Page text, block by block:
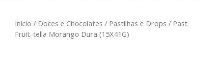
Início / Doces e Chocolates / Pastilhas e Drops / Past
Fruit-tella Morango Dura (15X41G)